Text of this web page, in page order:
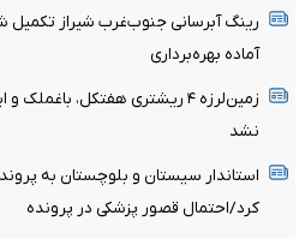
آماده بهره‌برداری
زمین‌لرزه ۴ ریشتری هفتکل،
نشد
استاندار سیستان و بلوچستان به
کرد/احتمال قصور پزشکی در پرونده